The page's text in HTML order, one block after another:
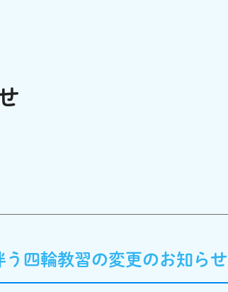
う四輪教習の変更のお知らせ